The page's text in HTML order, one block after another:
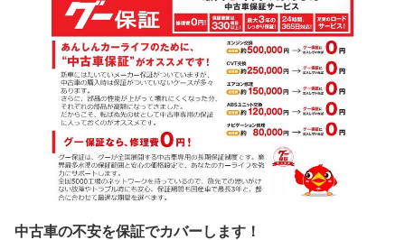
中古車の不安を保証でカバーします！